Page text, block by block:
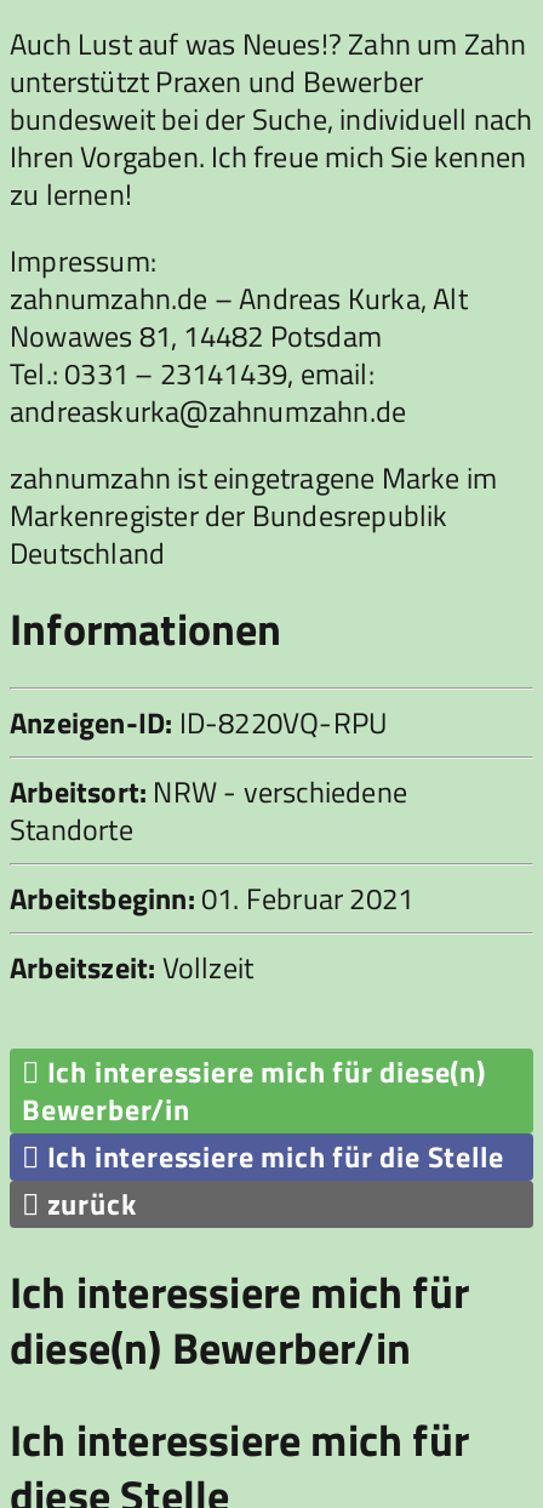
Auch Lust auf was Neues!? Zahn um Zahn
unterstützt Praxen und Bewerber
bundesweit bei der Suche, individuell nach
Ihren Vorgaben. Ich freue mich Sie kennen
zu lernen!
Impressum:
zahnumzahn.de – Andreas Kurka, Alt
Nowawes 81, 14482 Potsdam
Tel.: 0331 – 23141439, email:
andreaskurka@zahnumzahn.de
zahnumzahn ist eingetragene Marke im
Markenregister der Bundesrepublik
Deutschland
Informationen
Anzeigen-ID: ID-8220VQ-RPU
Arbeitsort: NRW - verschiedene
Standorte
Arbeitsbeginn:01. Februar 2021
Arbeitszeit:Vollzeit
 Ich interessiere mich für diese(n)
Bewerber/in
 Ich interessiere mich für die Stelle
 zurück
Ich interessiere mich für
diese(n) Bewerber/in
Ich interessiere mich für